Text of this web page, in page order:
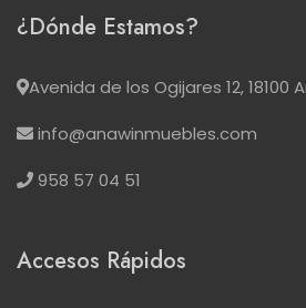
¿Dónde Estamos?
Avenida de los Ogijares 12, 18100
info@anawinmuebles.com
958 57 04 51
Accesos Rápidos